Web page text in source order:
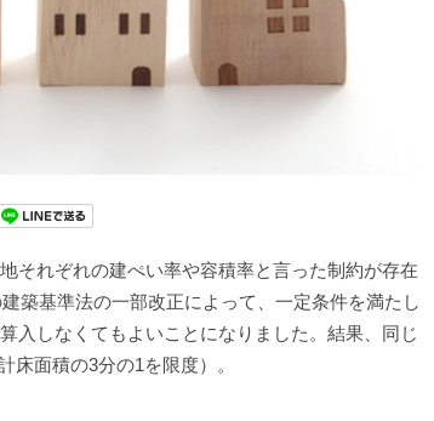
それぞれの建ぺい率や容積率と言った制約が存在
築基準法の一部改正によって、一定条件を満たし
入しなくてもよいことになりました。結果、同じ
床面積の3分の1を限度）。